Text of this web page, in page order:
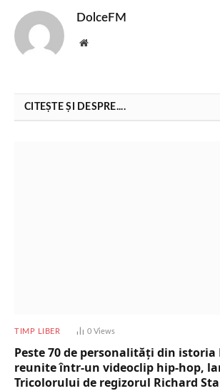
DolceFM
Website
CITEȘTE ȘI DESPRE....
TIMP LIBER 0 Views
Peste 70 de personalități din istoria
reunite într-un videoclip hip-hop,
Tricolorului de regizorul Richard